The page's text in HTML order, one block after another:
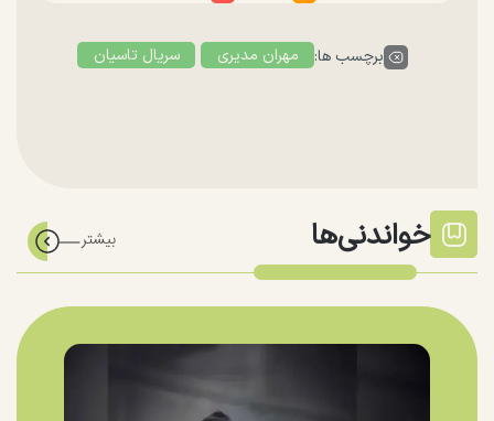
برچسب ها: مهران مدیری سریال تاسیان
خواندنی‌ها